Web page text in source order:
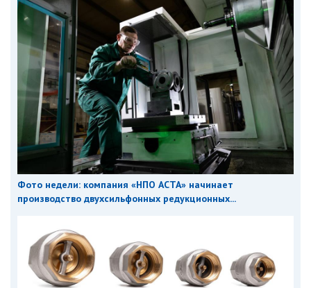
Фото недели: компания «НПО АСТА» начинает
производство двухсильфонных редукционных...